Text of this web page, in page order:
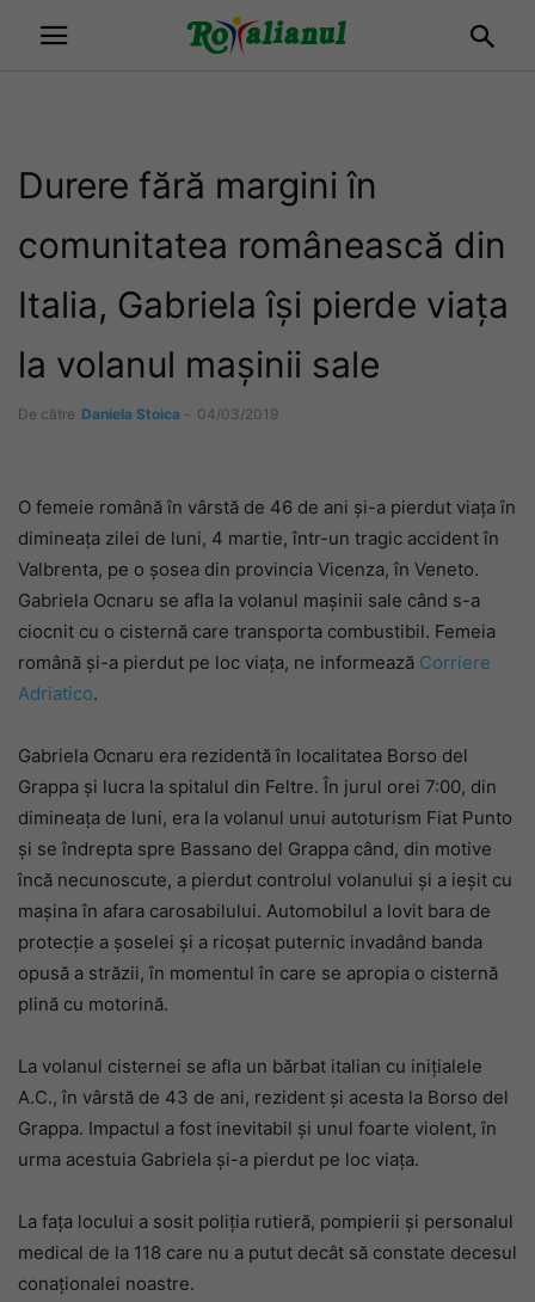
Durere fără margini în
comunitatea românească din
Italia, Gabriela își pierde viața
la volanul mașinii sale
De către Daniela Stoica - 04/03/2019
O femeie română în vârstă de 46 de ani și-a pierdut viața în
dimineața zilei de luni, 4 martie, într-un tragic accident în
Valbrenta, pe o șosea din provincia Vicenza, în Veneto.
Gabriela Ocnaru se afla la volanul mașinii sale când s-a
ciocnit cu o cisternă care transporta combustibil. Femeia
română și-a pierdut pe loc viața, ne informează Corriere
Adriatico.
Gabriela Ocnaru era rezidentă în localitatea Borso del
Grappa și lucra la spitalul din Feltre. În jurul orei 7:00, din
dimineața de luni, era la volanul unui autoturism Fiat Punto
și se îndrepta spre Bassano del Grappa când, din motive
încă necunoscute, a pierdut controlul volanului și a ieșit cu
mașina în afara carosabilului. Automobilul a lovit bara de
protecție a șoselei și a ricoșat puternic invadând banda
opusă a străzii, în momentul în care se apropia o cisternă
plină cu motorină.
La volanul cisternei se afla un bărbat italian cu inițialele
A.C., în vârstă de 43 de ani, rezident și acesta la Borso del
Grappa. Impactul a fost inevitabil și unul foarte violent, în
urma acestuia Gabriela și-a pierdut pe loc viața.
La fața locului a sosit poliția rutieră, pompierii și personalul
medical de la 118 care nu a putut decât să constate decesul
conaționalei noastre.